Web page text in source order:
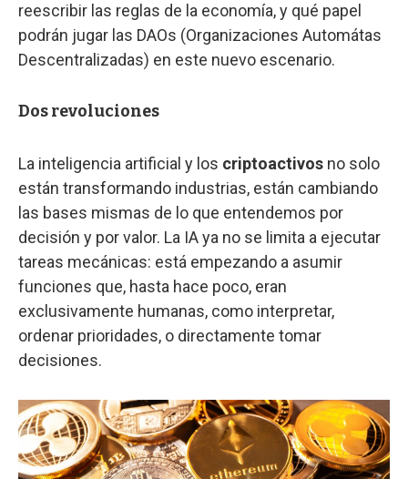
reescribir las reglas de la economía, y qué papel
podrán jugar las DAOs (Organizaciones Automátas
Descentralizadas) en este nuevo escenario.
Dos revoluciones
La inteligencia artificial y los criptoactivos no solo
están transformando industrias, están cambiando
las bases mismas de lo que entendemos por
decisión y por valor. La IA ya no se limita a ejecutar
tareas mecánicas: está empezando a asumir
funciones que, hasta hace poco, eran
exclusivamente humanas, como interpretar,
ordenar prioridades, o directamente tomar
decisiones.